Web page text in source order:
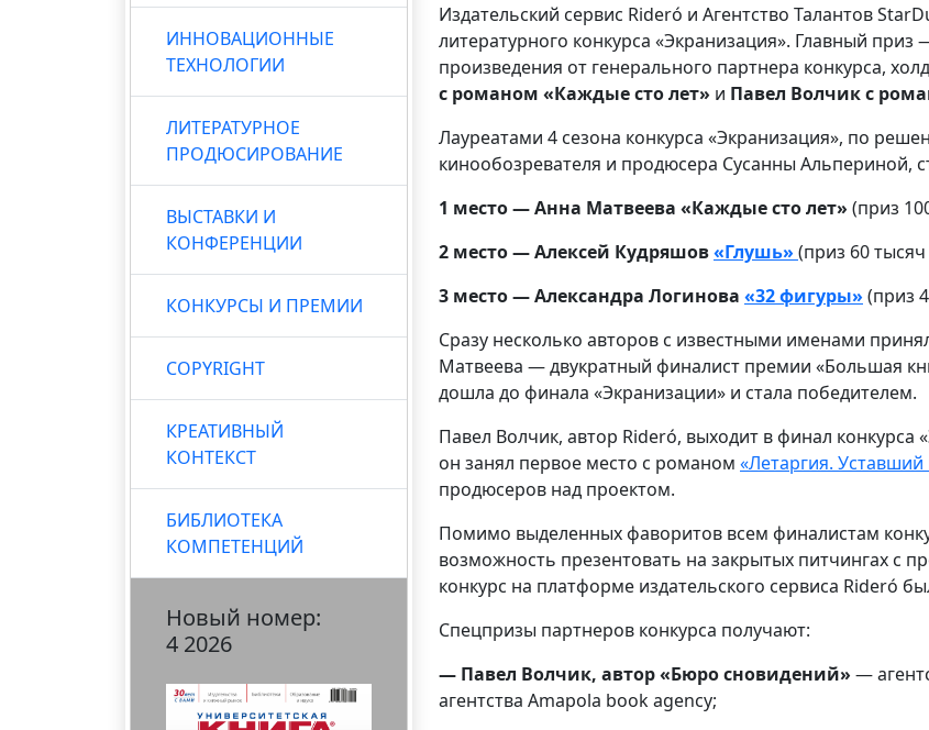
ИННОВАЦИОННЫЕ
ТЕХНОЛОГИИ
ЛИТЕРАТУРНОЕ
ПРОДЮСИРОВАНИЕ
ВЫСТАВКИ И
КОНФЕРЕНЦИИ
КОНКУРСЫ И ПРЕМИИ
COPYRIGHT
КРЕАТИВНЫЙ
КОНТЕКСТ
БИБЛИОТЕКА
КОМПЕТЕНЦИЙ
Новый номер:
4 2026
Издательский сервис Rideró и Агентство Талантов
литературного конкурса «Экранизация». Главный
произведения от генерального партнера конкурса,
с романом «Каждые сто лет» и Павел Волчик с
Лауреатами 4 сезона конкурса «Экранизация», по
кинообозревателя и продюсера Сусанны Альпериной,
1 место — Анна Матвеева «Каждые сто лет» (приз
2 место — Алексей Кудряшов«Глушь» (приз 60
3 место — Александра Логинова «32 фигуры» (приз
Сразу несколько авторов с известными именами
Матвеева — двукратный финалист премии «Большая
дошла до финала «Экранизации» и стала победителем.
Павел Волчик, автор Rideró, выходит в финал конкурса
он занял первое место с романом «Летаргия.
продюсеров над проектом.
Помимо выделенных фаворитов всем финалистам
возможность презентовать на закрытых питчингах с
конкурс на платформе издательского сервиса Rideró
Спецпризы партнеров конкурса получают:
— Павел Волчик, автор «Бюро сновидений» —
агентства Amapola book agency;